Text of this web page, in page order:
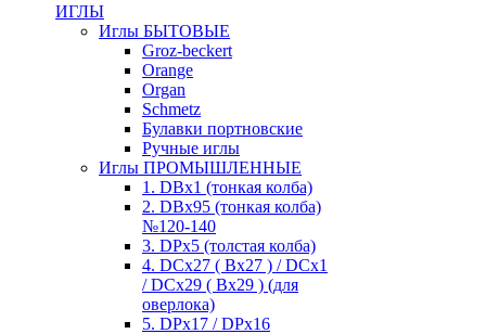
ИГЛЫ
Иглы БЫТОВЫЕ
Groz-beckert
Orange
Organ
Schmetz
Булавки портновские
Ручные иглы
Иглы ПРОМЫШЛЕННЫЕ
1. DBx1 (тонкая колба)
2. DBx95 (тонкая колба)
№120-140
3. DPx5 (толстая колба)
4. DCx27 ( Bx27 ) / DCx1
/ DCx29 ( Bx29 ) (для
оверлока)
5. DPx17 / DPx16